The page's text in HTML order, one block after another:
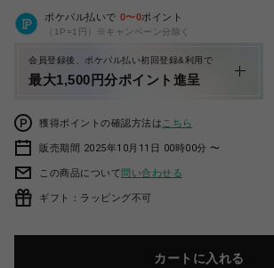
ポケパル払いで 0〜0ポイント
（1P=1円）※キャンペーン分除く
会員登録後、ポケパル払い初回登録&利用で
最大1,500円分ポイント進呈
獲得ポイントの確認方法は こちら
販売期間 2025年10月11日 00時00分 〜
この商品について問い合わせる
ギフト：ラッピング不可
カートに入れる